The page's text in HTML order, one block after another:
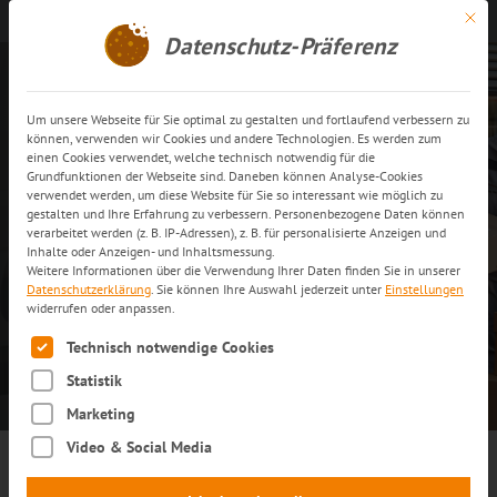
Kontakt aufnehmen
Logistik für Unterhaltungs-
und Haushaltselektronik
ANGEBOT ANFORDERN
MEHR ERFAHREN
Die Kombination einer Vielzahl
Mit
Datenschutz-Präferenz
Um unsere Webseite für Sie optimal zu gestalten und fortlaufend verbessern zu
können, verwenden wir Cookies und andere Technologien. Es werden zum
einen Cookies verwendet, welche technisch notwendig für die
Grundfunktionen der Webseite sind. Daneben können Analyse-Cookies
verwendet werden, um diese Website für Sie so interessant wie möglich zu
gestalten und Ihre Erfahrung zu verbessern. Personenbezogene Daten können
verarbeitet werden (z. B. IP-Adressen), z. B. für personalisierte Anzeigen und
Inhalte oder Anzeigen- und Inhaltsmessung.
Weitere Informationen über die Verwendung Ihrer Daten finden Sie in unserer
Datenschutzerklärung. Sie können Ihre Auswahl jederzeit unter Einstellungen
widerrufen oder anpassen.
Es folgt eine Liste der Service-Gruppen, für die eine
Technisch notwendige Cookies
Statistik
Marketing
Video & Social Media